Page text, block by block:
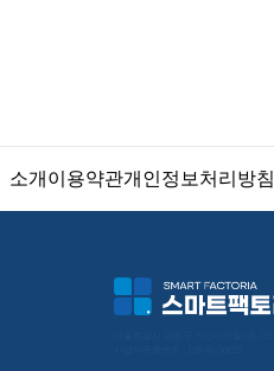
소개 이용약관개인정보처리방침